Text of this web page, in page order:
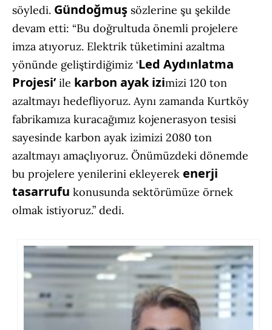
söyledi. Gündoğmuş sözlerine şu şekilde
devam etti: “Bu doğrultuda önemli projelere
imza atıyoruz. Elektrik tüketimini azaltma
yönünde geliştirdiğimiz ‘Led Aydınlatma
Projesi’ ile karbon ayak izimizi 120 ton
azaltmayı hedefliyoruz. Aynı zamanda Kurtköy
fabrikamıza kuracağımız kojenerasyon tesisi
sayesinde karbon ayak izimizi 2080 ton
azaltmayı amaçlıyoruz. Önümüzdeki dönemde
bu projelere yenilerini ekleyerek enerji
tasarrufu konusunda sektörümüze örnek
olmak istiyoruz.” dedi.